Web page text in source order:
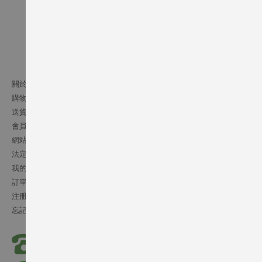
關於我們
購物須知
送貨條款
會員細則
網站條文
法定通告
我的帳號
訂單記錄
注册會員
忘記密碼